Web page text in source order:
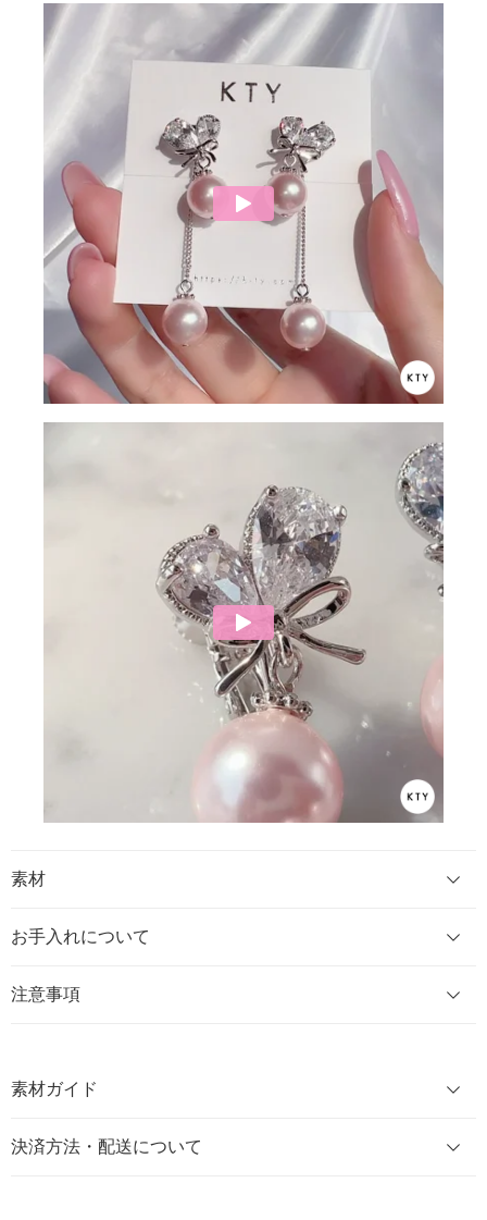
素材
お手入れについて
注意事項
素材ガイド
決済方法・配送について